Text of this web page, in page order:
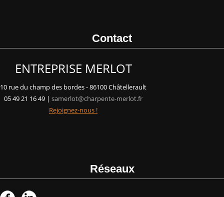
Contact
ENTREPRISE MERLOT
10 rue du champ des bordes - 86100 Châtellerault
05 49 21 16 49 | samerlot@charpente-merlot.fr
Rejoignez-nous !
Réseaux